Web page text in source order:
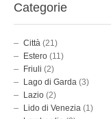
Categorie
Città (21)
Estero (11)
Friuli (2)
Lago di Garda (3)
Lazio (2)
Lido di Venezia (1)